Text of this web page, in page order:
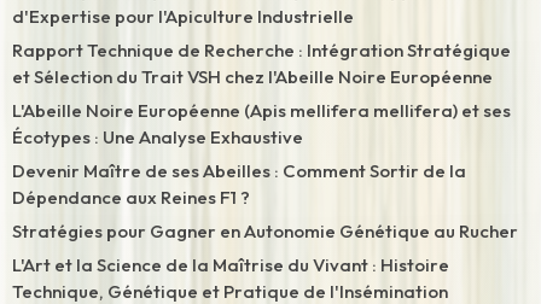
d'Expertise pour l'Apiculture Industrielle
Rapport Technique de Recherche : Intégration Stratégique
et Sélection du Trait VSH chez l'Abeille Noire Européenne
L'Abeille Noire Européenne (Apis mellifera mellifera) et ses
Écotypes : Une Analyse Exhaustive
Devenir Maître de ses Abeilles : Comment Sortir de la
Dépendance aux Reines F1 ?
Stratégies pour Gagner en Autonomie Génétique au Rucher
L'Art et la Science de la Maîtrise du Vivant : Histoire
Technique, Génétique et Pratique de l'Insémination